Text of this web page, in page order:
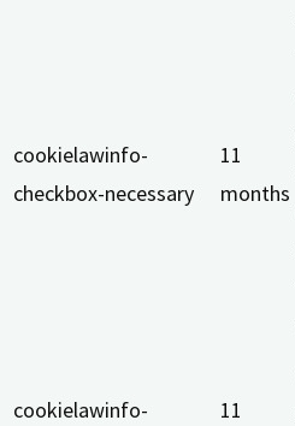
cookielawinfo-
checkbox-necessary
11
months
cookielawinfo-
11